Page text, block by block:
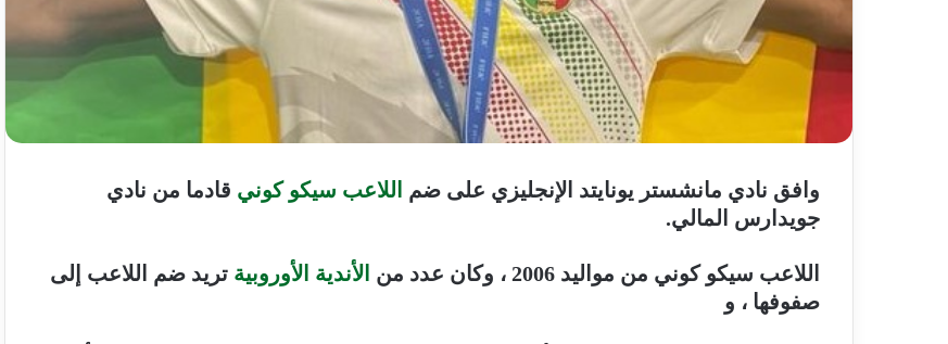
وافق نادي مانشستر يونايتد الإنجليزي على ضم اللاعب سيكو كوني قادما من نادي
جويدارس المالي.
اللاعب سيكو كوني من مواليد 2006 ، وكان عدد من الأندية الأوروبية تريد ضم اللاعب إلى
صفوفها ، و